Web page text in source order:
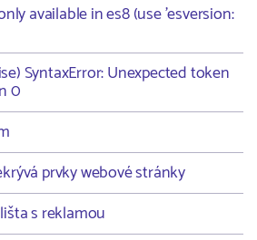
available in es8 (use 'esversion:
SyntaxError: Unexpected token
0
prvky webové stránky
s reklamou